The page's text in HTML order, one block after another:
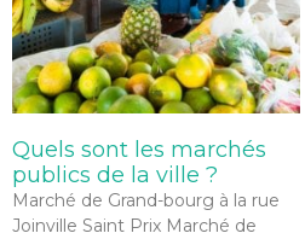
Quels sont les marchés
publics de la ville ?
Marché de Grand-bourg à la rue
Joinville Saint Prix Marché de